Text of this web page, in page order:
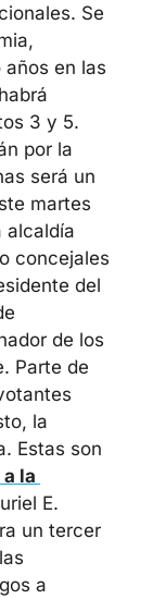
Se
en las
3 y 5.
por la
será un
martes
alcaldía
concejales
del
de los
Parte de
la
Estas son
la
E.
un tercer
las
a